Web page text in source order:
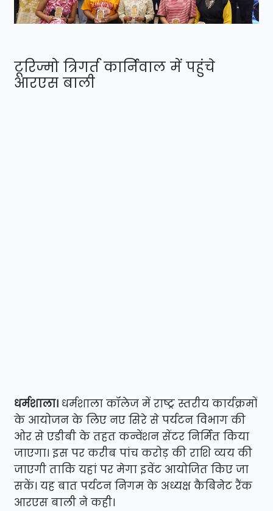
टूरिज्मो त्रिगर्त कार्निवाल में पहुंचे
आरएस बाली
धर्मशाला। धर्मशाला कॉलेज में राष्ट्र स्तरीय कार्यक्रमों
के आयोजन के लिए नए सिरे से पर्यटन विभाग की
ओर से एडीबी के तहत कन्वेंशन सेंटर निर्मित किया
जाएगा। इस पर करीब पांच करोड़ की राशि व्यय की
जाएगी ताकि यहां पर मेगा इवेंट आयोजित किए जा
सकें। यह बात पर्यटन निगम के अध्यक्ष कैबिनेट रैंक
आरएस बाली ने कही।